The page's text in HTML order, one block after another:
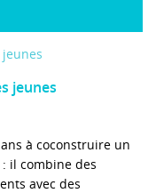
jeunes
à coconstruire un
il combine des
avec des